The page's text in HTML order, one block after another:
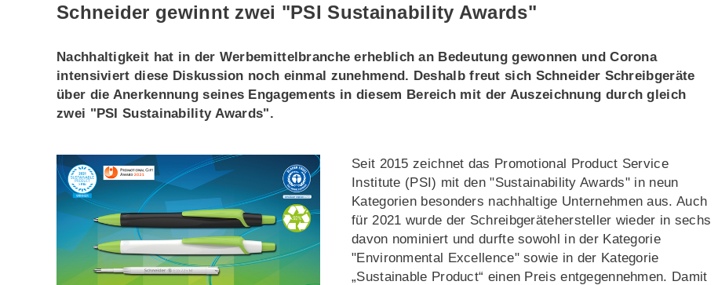
Schneider gewinnt zwei "PSI Sustainability Awards"
Nachhaltigkeit hat in der Werbemittelbranche erheblich an Bedeutung gewonnen und Corona
intensiviert diese Diskussion noch einmal zunehmend. Deshalb freut sich Schneider Schreibgeräte
über die Anerkennung seines Engagements in diesem Bereich mit der Auszeichnung durch gleich
zwei "PSI Sustainability Awards".
Seit 2015 zeichnet das Promotional Product Service
Institute (PSI) mit den "Sustainability Awards" in neun
Kategorien besonders nachhaltige Unternehmen aus. Auch
für 2021 wurde der Schreibgerätehersteller wieder in sechs
davon nominiert und durfte sowohl in der Kategorie
"Environmental Excellence" sowie in der Kategorie
„Sustainable Product“ einen Preis entgegennehmen. Damit